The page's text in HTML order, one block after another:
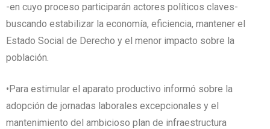
-en cuyo proceso participarán actores políticos claves-
buscando estabilizar la economía, eficiencia, mantener el
Estado Social de Derecho y el menor impacto sobre la
población.
•Para estimular el aparato productivo informó sobre la
adopción de jornadas laborales excepcionales y el
mantenimiento del ambicioso plan de infraestructura